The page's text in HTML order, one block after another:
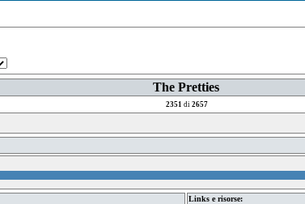
The Pretties
2351 di 2657
Links e risorse: